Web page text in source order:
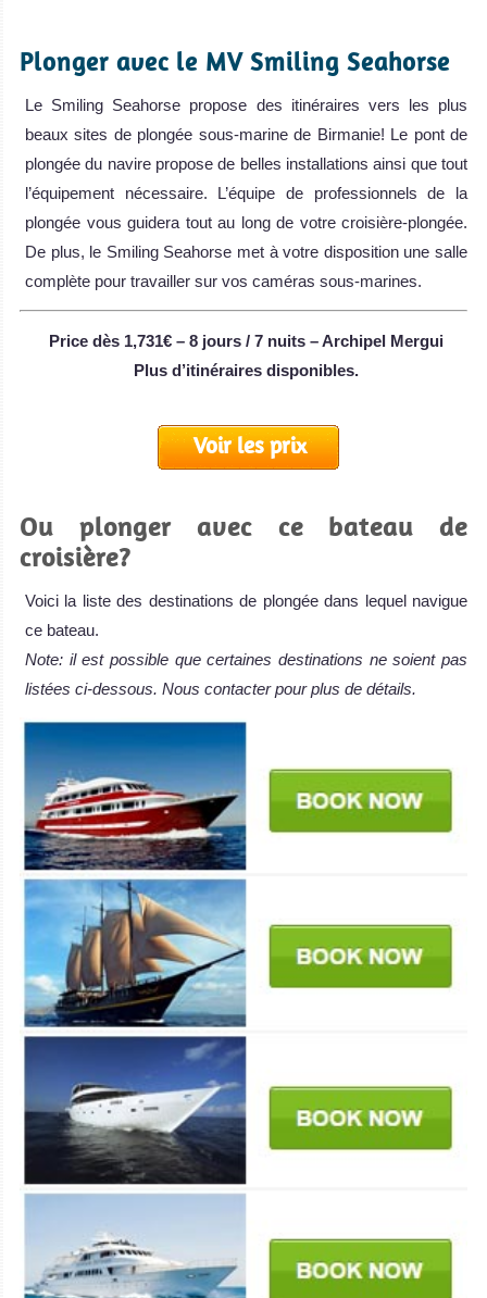
Plonger avec le MV Smiling Seahorse
Le Smiling Seahorse propose des itinéraires vers les plus
beaux sites de plongée sous-marine de Birmanie! Le pont de
plongée du navire propose de belles installations ainsi que tout
l’équipement nécessaire. L’équipe de professionnels de la
plongée vous guidera tout au long de votre croisière-plongée.
De plus, le Smiling Seahorse met à votre disposition une salle
complète pour travailler sur vos caméras sous-marines.
Price dès 1,731€ – 8 jours / 7 nuits – Archipel Mergui
Plus d’itinéraires disponibles.
Voir les prix
Ou plonger avec ce bateau de
croisière?
Voici la liste des destinations de plongée dans lequel navigue
ce bateau.
Note: il est possible que certaines destinations ne soient pas
listées ci-dessous. Nous contacter pour plus de détails.